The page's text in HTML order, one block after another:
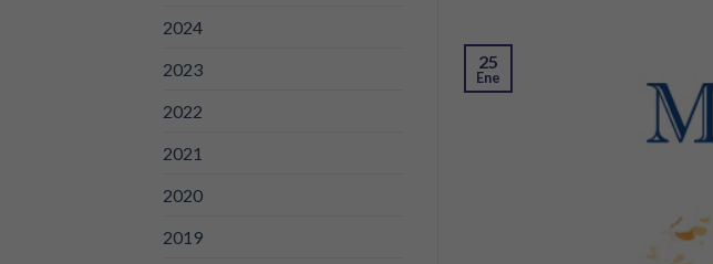
2024
2023
2022
2021
2020
2019
25
Ene